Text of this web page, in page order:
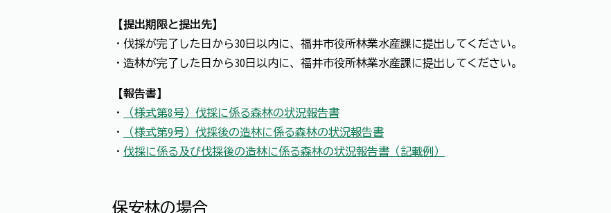
【提出期限と提出先】
・伐採が完了した日から30日以内に、福井市役所林業水産課に提出してください。
・造林が完了した日から30日以内に、福井市役所林業水産課に提出してください。
【報告書】
・
（様式第8号）伐採に係る森林の状況報告書
・
（様式第9号）伐採後の造林に係る森林の状況報告書
・ 伐採に係る及び伐採後の造林に係る森林の状況報告書（記載例）
保安林の場合